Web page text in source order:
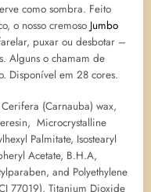
como sombra. Feito
o nosso cremoso Jumbo
puxar ou desbotar –
Alguns o chamam de
Disponível em 28 cores.
(Carnauba) wax,
Microcrystalline
Palmitate, Isostearyl
Acetate, B.H.A,
and Polyethylene
77019), Titanium Dioxide